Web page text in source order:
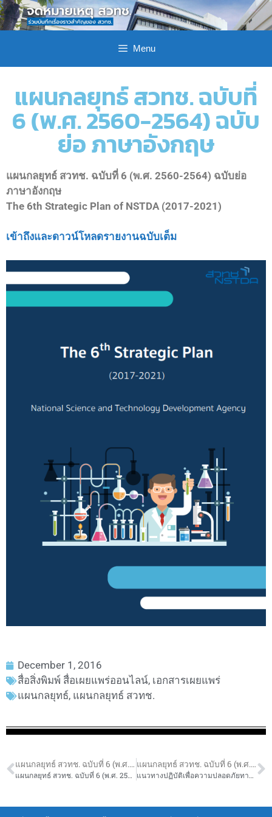
Menu
แผนกลยุทธ์ สวทช. ฉบับที่
6 (พ.ศ. 2560-2564) ฉบับ
ย่อ ภาษาอังกฤษ
แผนกลยุทธ์ สวทช. ฉบับที่ 6 (พ.ศ. 2560-2564) ฉบับย่อ
ภาษาอังกฤษ
The 6th Strategic Plan of NSTDA (2017-2021)
เข้าถึงและดาวน์โหลดรายงานฉบับเต็ม
December 1, 2016
สื่อสิ่งพิมพ์ สื่อเผยแพร่ออนไลน์, เอกสารเผยแพร่
แผนกลยุทธ์, แผนกลยุทธ์ สวทช.
แผนกลยุทธ์ สวทช. ฉบับที่ 6 (พ.ศ. 2560-2564) ฉบับย่อ ภาษาอังกฤษ
แผนกลยุทธ์ สวทช. ฉบับที่ 6 (พ.ศ. 2560-2564) ฉบับย่อ ภาษาไทย
แผนกลยุทธ์ สวทช. ฉบับที่ 6 (พ.ศ. 2560-2564) ฉบับย่อ ภาษาอังกฤษ
แนวทางปฏิบัติเพื่อความปลอดภัยทางชีวภาพสำหรับการดำเนินงานด้านเทคโนโลยีชีวภาพสมัยใหม่